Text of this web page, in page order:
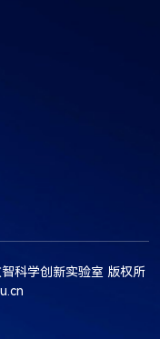
科学创新实验室 版权所